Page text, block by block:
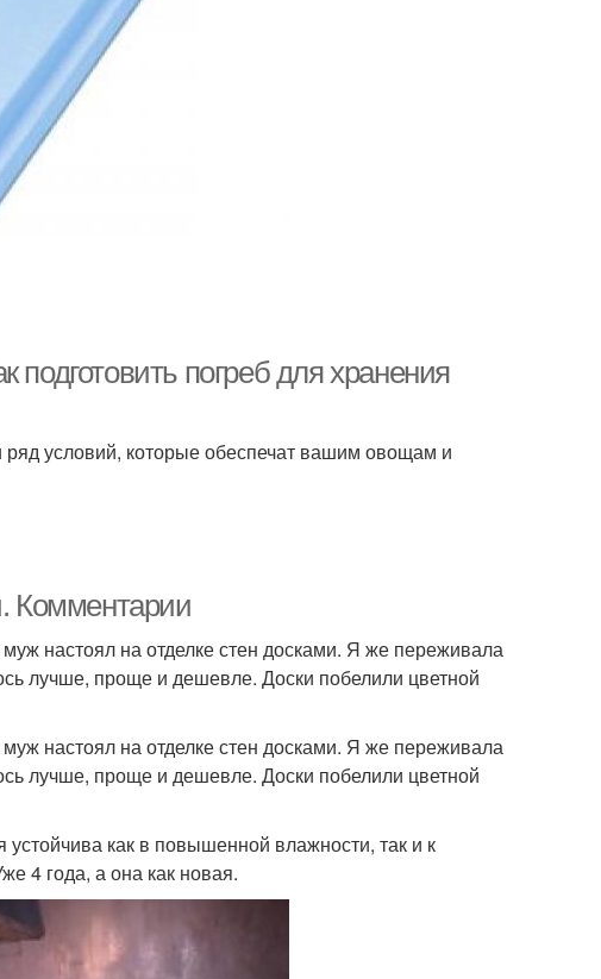
погреб для хранения
условий, которые обеспечат вашим овощам и
Комментарии
настоял на отделке стен досками. Я же переживала
лучше, проще и дешевле. Доски побелили цветной
настоял на отделке стен досками. Я же переживала
лучше, проще и дешевле. Доски побелили цветной
как в повышенной влажности, так и к
4 года, а она как новая.